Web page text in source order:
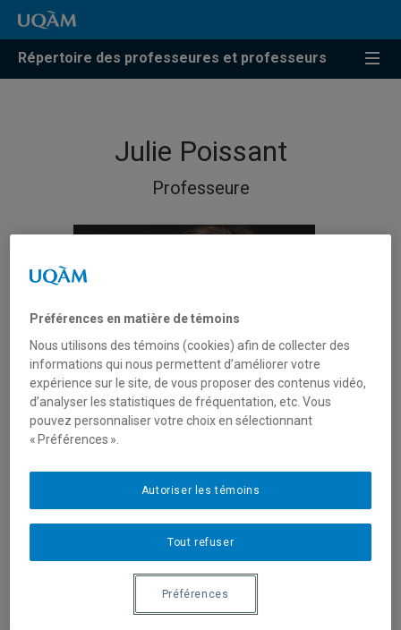
Répertoire des professeures et professeurs
Julie Poissant
Professeure
Département d'éducation et formation
Préférences en matière de témoins
Nous utilisons des témoins (cookies) afin de collecter des
informations qui nous permettent d’améliorer votre
expérience sur le site, de vous proposer des contenus vidéo,
d’analyser les statistiques de fréquentation, etc. Vous
pouvez personnaliser votre choix en sélectionnant
« Préférences ».
Tout refuser
Autoriser les témoins
Préférences